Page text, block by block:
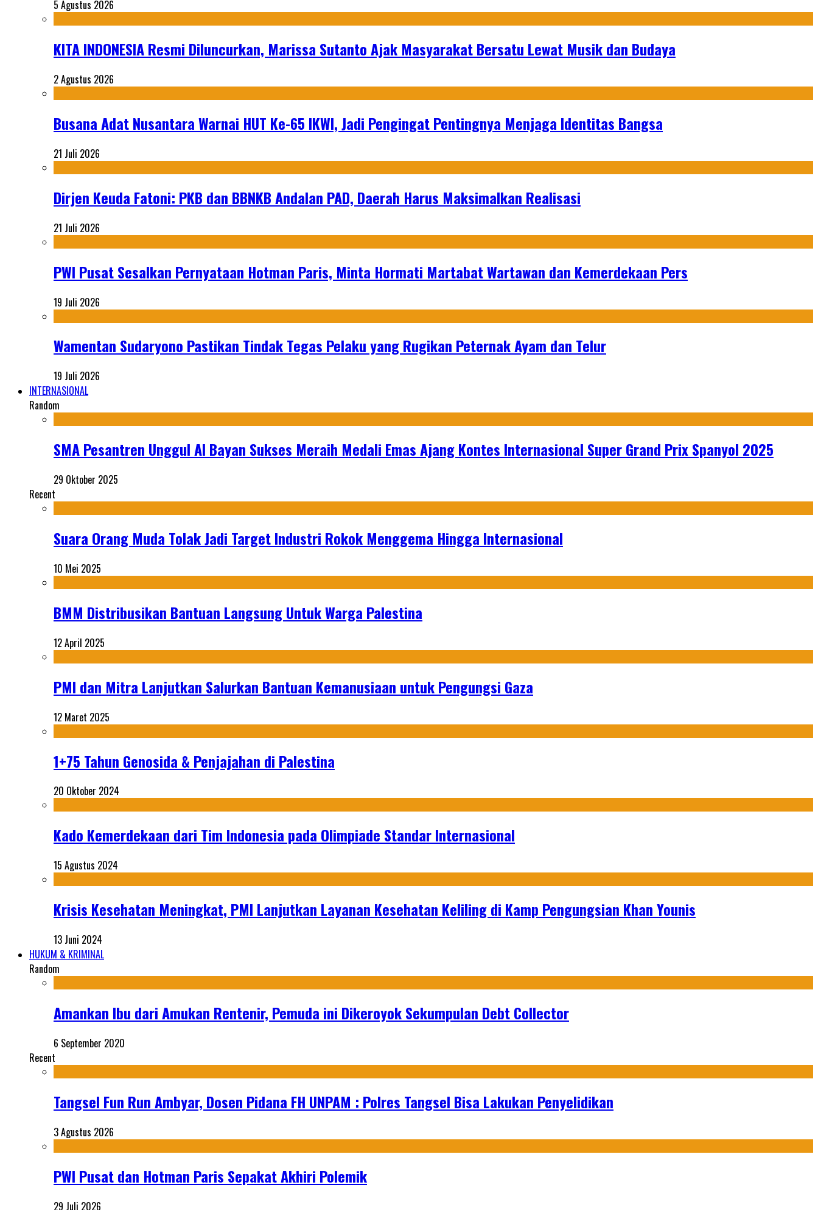
5 Agustus 2026
KITA INDONESIA Resmi Diluncurkan, Marissa Sutanto Ajak Masyarakat Bersatu Lewat Musik dan Budaya
2 Agustus 2026
Busana Adat Nusantara Warnai HUT Ke-65 IKWI, Jadi Pengingat Pentingnya Menjaga Identitas Bangsa
21 Juli 2026
Dirjen Keuda Fatoni: PKB dan BBNKB Andalan PAD, Daerah Harus Maksimalkan Realisasi
21 Juli 2026
PWI Pusat Sesalkan Pernyataan Hotman Paris, Minta Hormati Martabat Wartawan dan Kemerdekaan Pers
19 Juli 2026
Wamentan Sudaryono Pastikan Tindak Tegas Pelaku yang Rugikan Peternak Ayam dan Telur
19 Juli 2026
INTERNASIONAL
Random
SMA Pesantren Unggul Al Bayan Sukses Meraih Medali Emas Ajang Kontes Internasional Super Grand Prix Spanyol 2025
29 Oktober 2025
Recent
Suara Orang Muda Tolak Jadi Target Industri Rokok Menggema Hingga Internasional
10 Mei 2025
BMM Distribusikan Bantuan Langsung Untuk Warga Palestina
12 April 2025
PMI dan Mitra Lanjutkan Salurkan Bantuan Kemanusiaan untuk Pengungsi Gaza
12 Maret 2025
1+75 Tahun Genosida & Penjajahan di Palestina
20 Oktober 2024
Kado Kemerdekaan dari Tim Indonesia pada Olimpiade Standar Internasional
15 Agustus 2024
Krisis Kesehatan Meningkat, PMI Lanjutkan Layanan Kesehatan Keliling di Kamp Pengungsian Khan Younis
13 Juni 2024
HUKUM & KRIMINAL
Random
Amankan Ibu dari Amukan Rentenir, Pemuda ini Dikeroyok Sekumpulan Debt Collector
6 September 2020
Recent
Tangsel Fun Run Ambyar, Dosen Pidana FH UNPAM : Polres Tangsel Bisa Lakukan Penyelidikan
3 Agustus 2026
PWI Pusat dan Hotman Paris Sepakat Akhiri Polemik
29 Juli 2026